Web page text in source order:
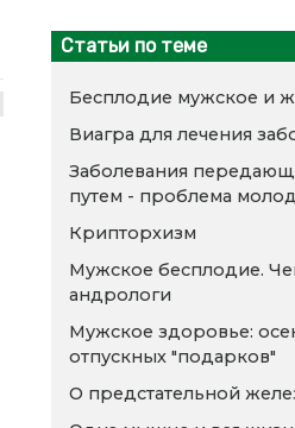
Статьи по теме
Бесплодие мужское и
Виагра для лечения
Заболевания
путем - проблема
Крипторхизм
Мужское бесплодие.
андрологи
Мужское здоровье:
отпускных "подарков"
О предстательной